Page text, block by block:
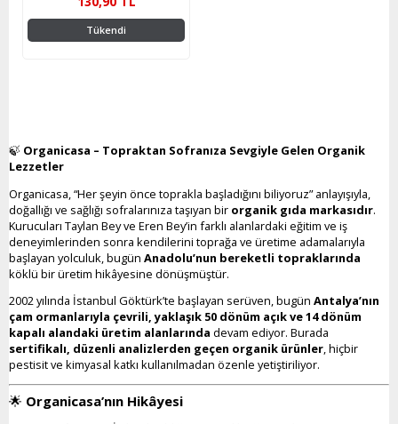
Tükendi
🍃 Organicasa – Topraktan Sofranıza Sevgiyle Gelen Organik
Lezzetler
Organicasa, “Her şeyin önce toprakla başladığını biliyoruz” anlayışıyla,
doğallığı ve sağlığı sofralarınıza taşıyan bir organik gıda markasıdır.
Kurucuları Taylan Bey ve Eren Bey’in farklı alanlardaki eğitim ve iş
deneyimlerinden sonra kendilerini toprağa ve üretime adamalarıyla
başlayan yolculuk, bugün Anadolu’nun bereketli topraklarında
köklü bir üretim hikâyesine dönüşmüştür.
2002 yılında İstanbul Göktürk’te başlayan serüven, bugün Antalya’nın
çam ormanlarıyla çevrili, yaklaşık 50 dönüm açık ve 14 dönüm
kapalı alandaki üretim alanlarında devam ediyor. Burada
sertifikalı, düzenli analizlerden geçen organik ürünler, hiçbir
pestisit ve kimyasal katkı kullanılmadan özenle yetiştiriliyor.
🌟 Organicasa’nın Hikâyesi